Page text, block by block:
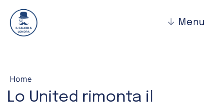
↓ Menu
Home
Lo United rimonta il